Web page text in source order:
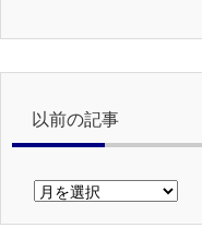
以前の記事
以
の